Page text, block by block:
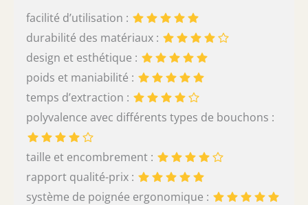
facilité d’utilisation :
durabilité des matériaux :
design et esthétique :
poids et maniabilité :
temps d’extraction :
polyvalence avec différents types de bouchons :
taille et encombrement :
rapport qualité-prix :
système de poignée ergonomique :